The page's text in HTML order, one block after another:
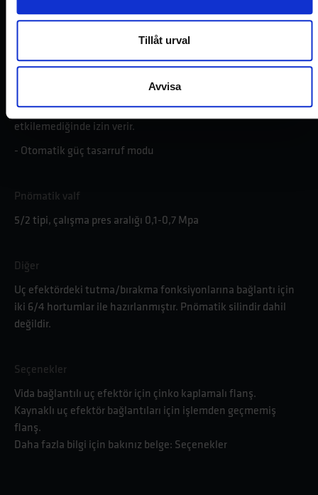
Tillåt urval
Avvisa
ettirildiğinde düzgün bir kaldırma işlemi gerçekleştirilir.
- Otomatik denge modu veya yüzme modu, operatör yükü
işlemi gerçekleştirilir.
- Elektronik olarak kumanda edilen kavrama fonksiyonu,
kavrama ya da bırakmaya ancak çalışma yükü uç efektörü
etkilemediğinde izin verir.
- Otomatik güç tasarruf modu
Pnömatik valf
5/2 tipi, çalışma pres aralığı 0,1-0,7 Mpa
Diğer
Uç efektördeki tutma/bırakma fonksiyonlarına bağlantı için
iki 6/4 hortumlar ile hazırlanmıştır. Pnömatik silindir dahil
değildir.
Seçenekler
Vida bağlantılı uç efektör için çinko kaplamalı flanş.
Kaynaklı uç efektör bağlantıları için işlemden geçmemiş
flanş.
Daha fazla bilgi için bakınız belge: Seçenekler